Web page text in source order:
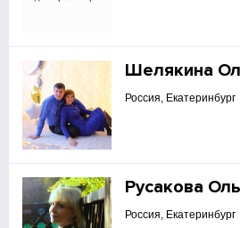
Шелякина
Россия, Екатеринбург
Русакова
Россия, Екатеринбург